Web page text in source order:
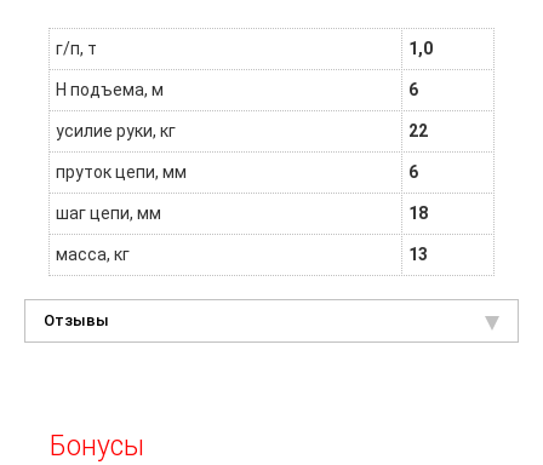
г/п, т 1,0
H подъема, м 6
усилие руки, кг 22
пруток цепи, мм 6
шаг цепи, мм 18
масса, кг 13
Отзывы
Бонусы